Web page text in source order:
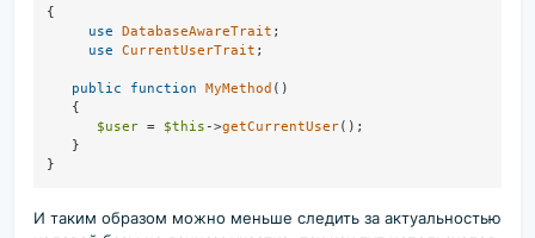
{
use
DatabaseAwareTrait ;
use
CurrentUserTrait ;
public function MyMethod ( )
{
$user = $this ->getCurrentUser();
   }
И таким образом можно меньше следить за актуальностью